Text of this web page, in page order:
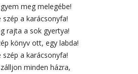
meg melegébe!
szép a karácsonyfa!
rajta a sok gyertya!
könyv ott, egy labda!
szép a karácsonyfa!
minden házra,